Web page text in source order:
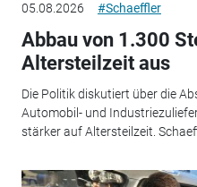
05.08.2026 #Schaeffler
Abbau von 1.300
Altersteilzeit aus
Die Politik diskutiert über die
Automobil- und
stärker auf Altersteilzeit.